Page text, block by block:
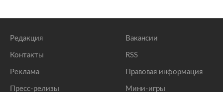
Редакция
Контакты
Реклама
Пресс-релизы
Вакансии
RSS
Правовая информация
Мини-игры